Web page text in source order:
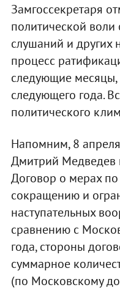
Замгоссекретаря
политической воли
слушаний и
процесс
следующие месяцы,
следующего года.
политического
Напомним, 8
Дмитрий Медведев
Договор о мерах
сокращению и
наступательных
сравнению с
года, стороны
суммарное
(по Московскому